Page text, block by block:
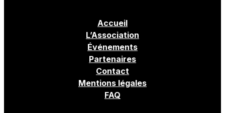
Accueil
L’Association
Événements
Partenaires
Contact
Mentions légales
FAQ